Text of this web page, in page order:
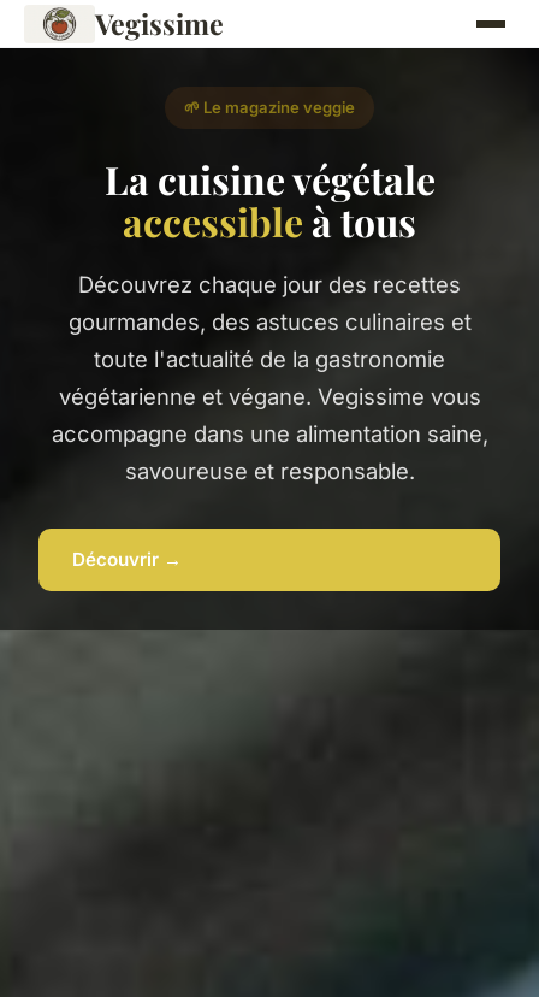
Vegissime
🌱 Le magazine veggie
La cuisine végétale
accessible à tous
Découvrez chaque jour des recettes
gourmandes, des astuces culinaires et
toute l'actualité de la gastronomie
végétarienne et végane. Vegissime vous
accompagne dans une alimentation saine,
savoureuse et responsable.
Découvrir →